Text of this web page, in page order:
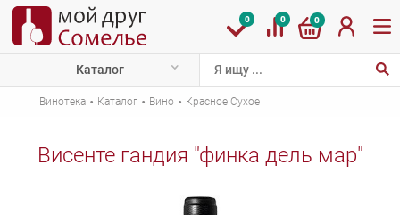
0 0 0
Каталог
Винотека · Каталог · Вино · Красное Сухое
Висенте гандия "финка дель мар"